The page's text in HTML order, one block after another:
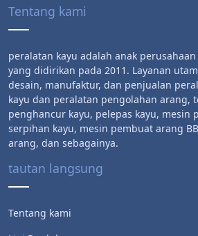
Tentang kami
peralatan kayu adalah anak
yang didirikan pada 2011. Layanan
desain, manufaktur, dan penjualan
kayu dan peralatan pengolahan arang,
penghancur kayu, pelepas kayu, mesin
serpihan kayu, mesin pembuat arang
arang, dan sebagainya.
tautan langsung
Tentang kami